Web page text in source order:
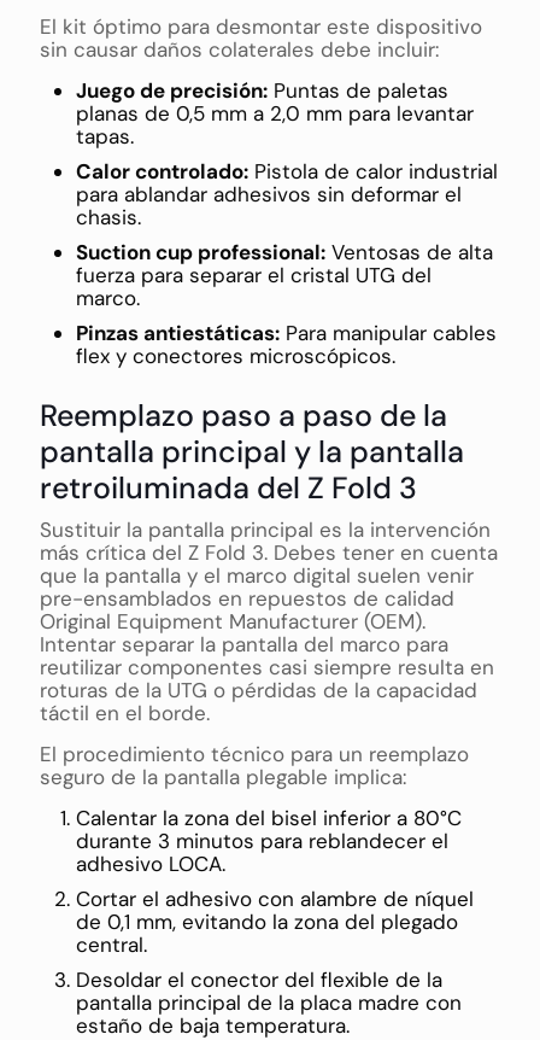
El kit óptimo para desmontar este dispositivo
sin causar daños colaterales debe incluir:
Juego de precisión: Puntas de paletas
planas de 0,5 mm a 2,0 mm para levantar
tapas.
Calor controlado: Pistola de calor industrial
para ablandar adhesivos sin deformar el
chasis.
Suction cup professional: Ventosas de alta
fuerza para separar el cristal UTG del
marco.
Pinzas antiestáticas: Para manipular cables
flex y conectores microscópicos.
Reemplazo paso a paso de la
pantalla principal y la pantalla
retroiluminada del Z Fold 3
Sustituir la pantalla principal es la intervención
más crítica del Z Fold 3. Debes tener en cuenta
que la pantalla y el marco digital suelen venir
pre-ensamblados en repuestos de calidad
Original Equipment Manufacturer (OEM).
Intentar separar la pantalla del marco para
reutilizar componentes casi siempre resulta en
roturas de la UTG o pérdidas de la capacidad
táctil en el borde.
El procedimiento técnico para un reemplazo
seguro de la pantalla plegable implica:
Calentar la zona del bisel inferior a 80°C
durante 3 minutos para reblandecer el
adhesivo LOCA.
Cortar el adhesivo con alambre de níquel
de 0,1 mm, evitando la zona del plegado
central.
Desoldar el conector del flexible de la
pantalla principal de la placa madre con
estaño de baja temperatura.